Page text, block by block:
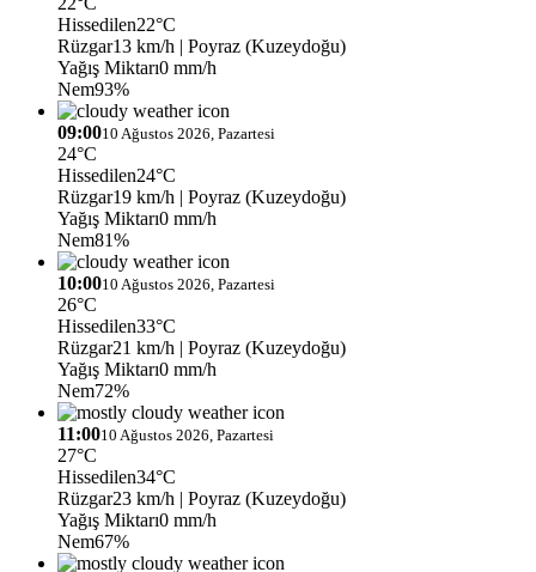
Hissedilen22°C
Rüzgar13 km/h | Poyraz (Kuzeydoğu)
Yağış Miktarı0 mm/h
Nem93%
09:0010 Ağustos 2026, Pazartesi
24°C
Hissedilen24°C
Rüzgar19 km/h | Poyraz (Kuzeydoğu)
Yağış Miktarı0 mm/h
Nem81%
10:0010 Ağustos 2026, Pazartesi
26°C
Hissedilen33°C
Rüzgar21 km/h | Poyraz (Kuzeydoğu)
Yağış Miktarı0 mm/h
Nem72%
11:0010 Ağustos 2026, Pazartesi
27°C
Hissedilen34°C
Rüzgar23 km/h | Poyraz (Kuzeydoğu)
Yağış Miktarı0 mm/h
Nem67%